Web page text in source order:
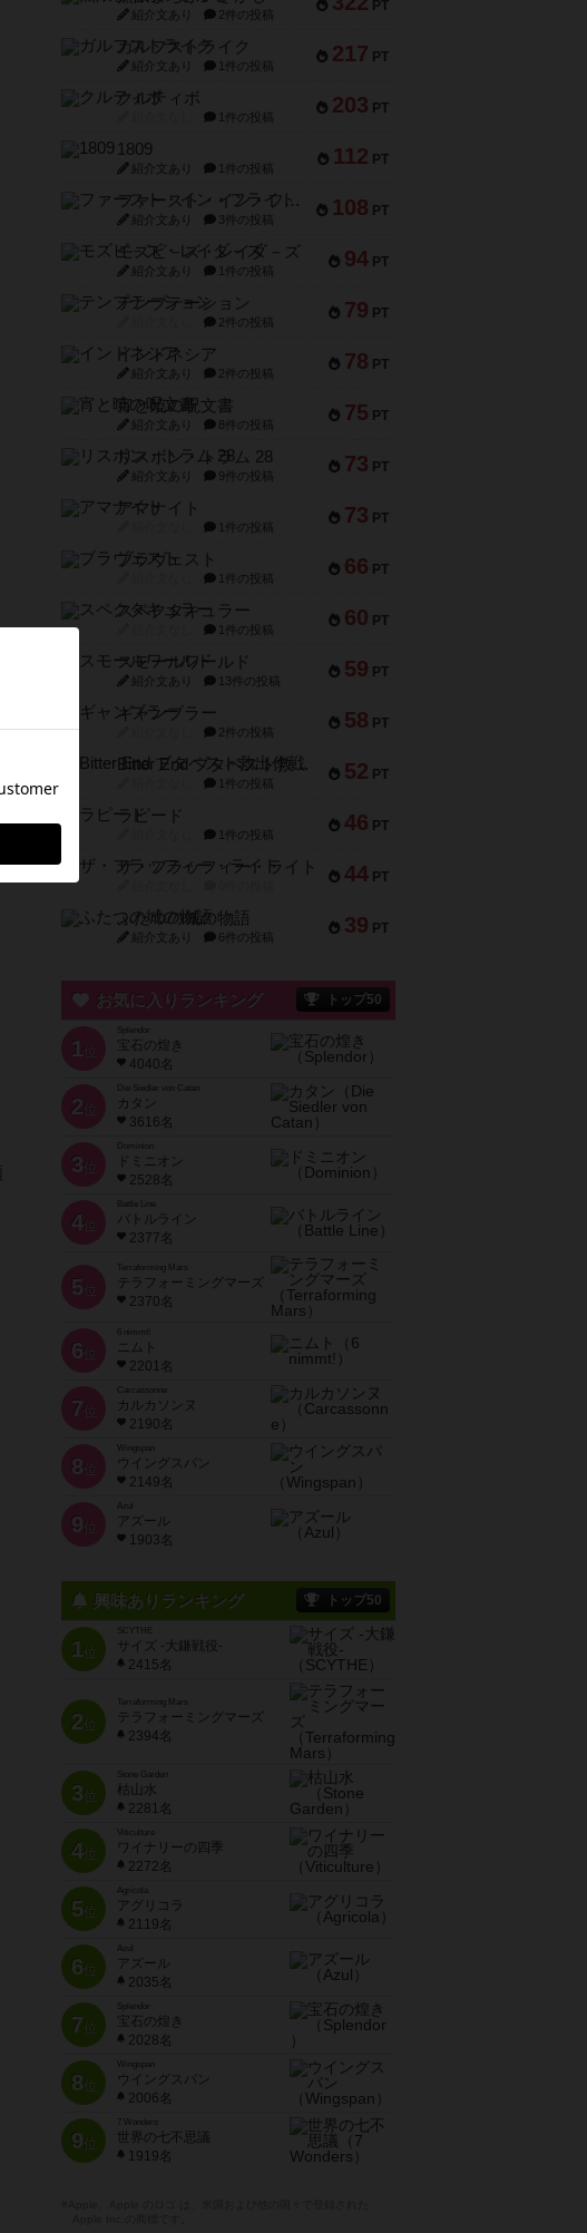
PT
紹介文あり 2件の投稿
217 PT
ガルフストライク
紹介文あり 1件の投稿
203 PT
クルティボ
1件の投稿
112 PT
1809
紹介文あり 1件の投稿
108 PT
ファースト・イン・フライト
紹介文あり 3件の投稿
94 PT
モズビ－ズ・レイダ－ズ
紹介文あり 1件の投稿
79 PT
テンプテーション
2件の投稿
78 PT
インドネシア
紹介文あり 2件の投稿
75 PT
宵と暁の呪文書
紹介文あり 8件の投稿
73 PT
リスボン・トラム 28
紹介文あり 9件の投稿
73 PT
アマナイト
1件の投稿
66 PT
ブラヴェスト
1件の投稿
60 PT
スペクタキュラー
1件の投稿
59 PT
スモールワールド
紹介文あり 13件の投稿
58 PT
ギャンブラー
2件の投稿
52 PT
Bitter End ブタペスト救出作戦
1件の投稿
46 PT
ラピード
1件の投稿
44 PT
ザ・フラッフィー・ライト
39 PT
ふたつの城の物語
紹介文あり 6件の投稿
お気に入りランキング トップ50
1 位
宝石の煌き
4040名
2 位
Die Siedler von Catan
カタン
3616名
3 位
ドミニオン
2528名
4位
Battle Line
バトルライン
2377名
5 位
Terraforming Mars
テラフォーミングマーズ
2370名
6 位
ニムト
2201名
7 位
Carcassonne
カルカソンヌ
2190名
8 位
Wingspan
ウイングスパン
2149名
9 位
Azul
アズール
1903名
興味ありランキング トップ50
1位
SCYTHE
サイズ -大鎌戦役-
2415名
2位
Terraforming Mars
テラフォーミングマーズ
2394名
3位
Stone Garden
枯山水
2281名
4位
Viticulture
ワイナリーの四季
2272名
5位
Agricola
アグリコラ
2119名
6位
Azul
アズール
2035名
7位
宝石の煌き
2028名
8位
Wingspan
ウイングスパン
2006名
9位
7 Wonders
世界の七不思議
1919名